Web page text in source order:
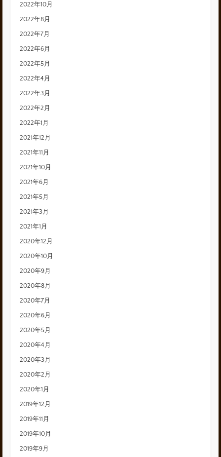
2022年10月
2022年8月
2022年7月
2022年6月
2022年5月
2022年4月
2022年3月
2022年2月
2022年1月
2021年12月
2021年11月
2021年10月
2021年6月
2021年5月
2021年3月
2021年1月
2020年12月
2020年10月
2020年9月
2020年8月
2020年7月
2020年6月
2020年5月
2020年4月
2020年3月
2020年2月
2020年1月
2019年12月
2019年11月
2019年10月
2019年9月